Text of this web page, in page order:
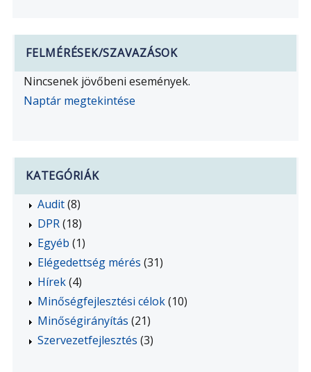
FELMÉRÉSEK/SZAVAZÁSOK
Nincsenek jövőbeni események.
Naptár megtekintése
KATEGÓRIÁK
Audit(8)
DPR(18)
Egyéb (1)
Elégedettség mérés (31)
Hírek(4)
Minőségfejlesztési célok(10)
Minőségirányítás (21)
Szervezetfejlesztés (3)